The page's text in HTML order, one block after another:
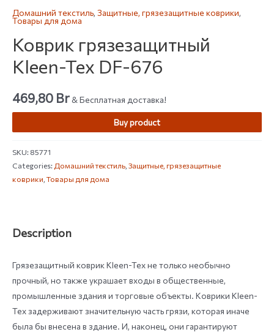
Домашний текстиль, Защитные, грязезащитные коврики,
Товары для дома
Коврик грязезащитный
Kleen-Tex DF-676
469,80 Br& Бесплатная доставка!
Buy product
SKU:85771
Categories: Домашний текстиль,Защитные, грязезащитные
коврики,Товары для дома
Description
Грязезащитный коврик Kleen-Tex не только необычно
прочный, но также украшает входы в общественные,
промышленные здания и торговые объекты. Коврики Kleen-
Tex задерживают значительную часть грязи, которая иначе
была бы внесена в здание. И, наконец, они гарантируют